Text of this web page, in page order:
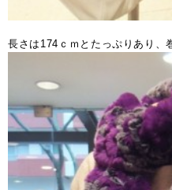
長さは174ｃｍとたっぷりあり、